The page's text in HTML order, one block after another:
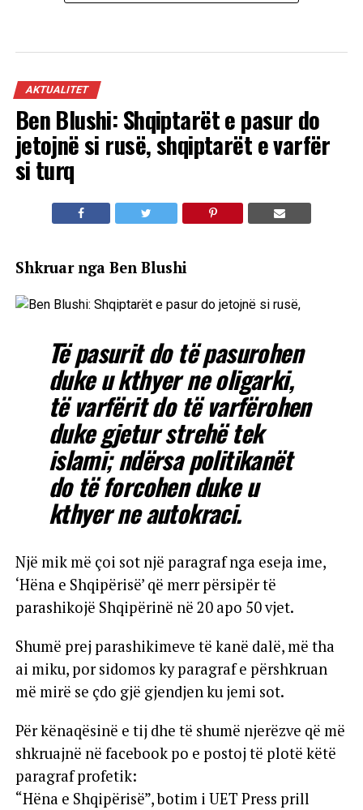
AKTUALITET
Ben Blushi: Shqiptarët e pasur do
jetojnë si rusë, shqiptarët e varfër
si turq
Shkruar nga Ben Blushi
Të pasurit do të pasurohen
duke u kthyer ne oligarki,
të varfërit do të varfërohen
duke gjetur strehë tek
islami; ndërsa politikanët
do të forcohen duke u
kthyer ne autokraci.
Një mik më çoi sot një paragraf nga eseja ime,
‘Hëna e Shqipërisë’ që merr përsipër të
parashikojë Shqipërinë në 20 apo 50 vjet.
Shumë prej parashikimeve të kanë dalë, më tha
ai miku, por sidomos ky paragraf e përshkruan
më mirë se çdo gjë gjendjen ku jemi sot.
Për kënaqësinë e tij dhe të shumë njerëzve që më
shkruajnë në facebook po e postoj të plotë këtë
paragraf profetik:
“Hëna e Shqipërisë”, botim i UET Press prill